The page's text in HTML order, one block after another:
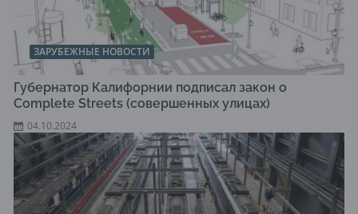
ЗАРУБЕЖНЫЕ НОВОСТИ
Губернатор Калифорнии подписал закон о
Complete Streets (совершенных улицах)
04.10.2024